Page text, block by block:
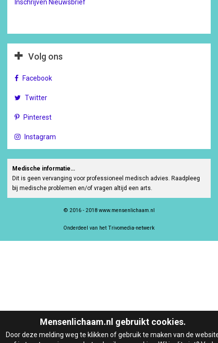
Inschrijven Nieuwsbrief
Volg ons
Facebook
Twitter
Pinterest
Instagram
Medische informatie…
Dit is geen vervanging voor professioneel medisch advies. Raadpleeg
bij medische problemen en/of vragen altijd een arts.
© 2016 - 2018 www.mensenlichaam.nl
Onderdeel van het Trivomedia-netwerk
Mensenlichaam.nl gebruikt cookies.
Door deze melding weg te klikken of gebruik te maken van de